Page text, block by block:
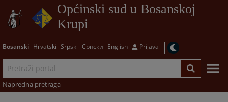
Općinski sud u Bosanskoj
Krupi
Bosanski Hrvatski Srpski Српски English Prijava
Napredna pretraga